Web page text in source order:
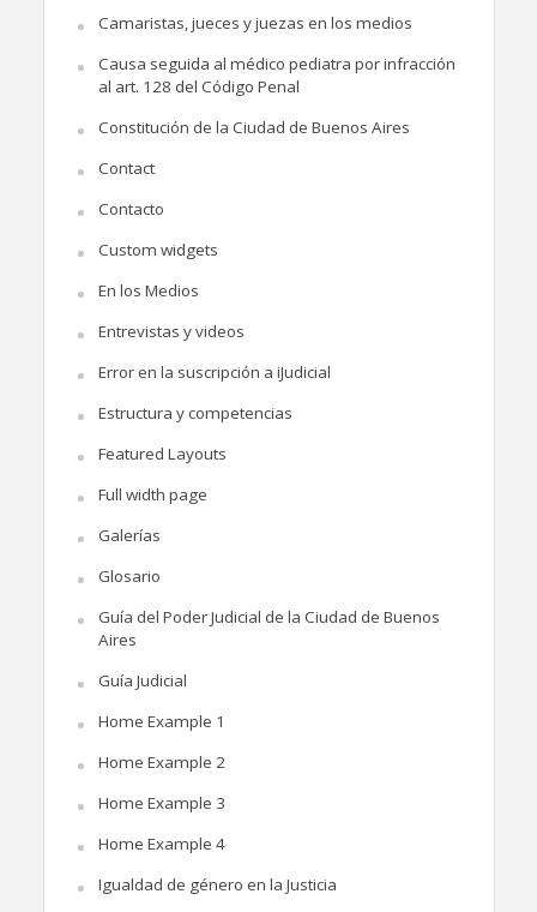
Camaristas, jueces y juezas en los medios
Causa seguida al médico pediatra por infracción
al art. 128 del Código Penal
Constitución de la Ciudad de Buenos Aires
Contact
Contacto
Custom widgets
En los Medios
Entrevistas y videos
Error en la suscripción a iJudicial
Estructura y competencias
Featured Layouts
Full width page
Galerías
Glosario
Guía del Poder Judicial de la Ciudad de Buenos
Aires
Guía Judicial
Home Example 1
Home Example 2
Home Example 3
Home Example 4
Igualdad de género en la Justicia